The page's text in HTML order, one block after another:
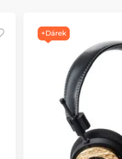
+Dárek